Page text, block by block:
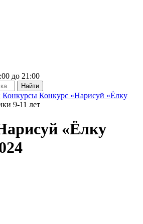
до 21:00
Конкурсы Конкурс «Нарисуй «Ёлку
9-11 лет
«Ёлку